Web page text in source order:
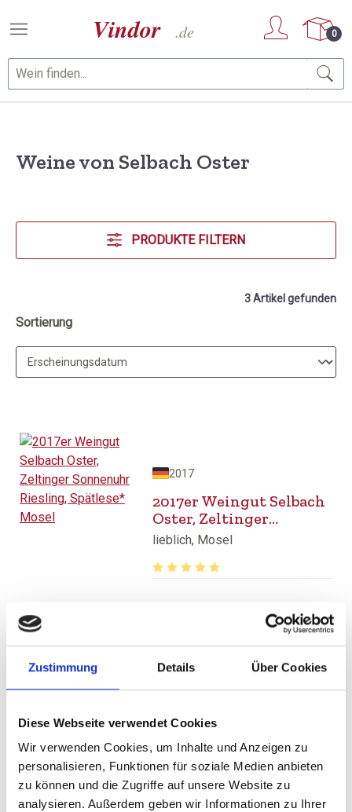
Zustimmung Details Über Cookies
Diese Webseite verwendet Cookies
Wir verwenden Cookies, um Inhalte und Anzeigen zu
personalisieren, Funktionen für soziale Medien anbieten
zu können und die Zugriffe auf unsere Website zu
analysieren. Außerdem geben wir Informationen zu Ihrer
Zum Hauptinhalt springen
0
Weine von Selbach Oster
PRODUKTE FILTERN
3 Artikel gefunden
Sortierung
2017
2017er Weingut Selbach
Oster, Zeltinger
Sonnenuhr Riesling,
lieblich, Mosel
18,95 €